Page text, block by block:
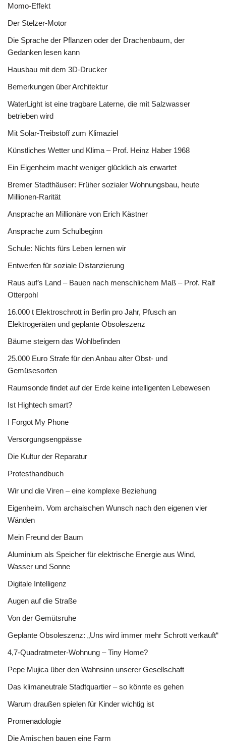
Momo-Effekt
Der Stelzer-Motor
Die Sprache der Pflanzen oder der Drachenbaum, der
Gedanken lesen kann
Hausbau mit dem 3D-Drucker
Bemerkungen über Architektur
WaterLight ist eine tragbare Laterne, die mit Salzwasser
betrieben wird
Mit Solar-Treibstoff zum Klimaziel
Künstliches Wetter und Klima – Prof. Heinz Haber 1968
Ein Eigenheim macht weniger glücklich als erwartet
Bremer Stadthäuser: Früher sozialer Wohnungsbau, heute
Millionen-Rarität
Ansprache an Millionäre von Erich Kästner
Ansprache zum Schulbeginn
Schule: Nichts fürs Leben lernen wir
Entwerfen für soziale Distanzierung
Raus auf’s Land – Bauen nach menschlichem Maß – Prof. Ralf
Otterpohl
16.000 t Elektroschrott in Berlin pro Jahr, Pfusch an
Elektrogeräten und geplante Obsoleszenz
Bäume steigern das Wohlbefinden
25.000 Euro Strafe für den Anbau alter Obst- und
Gemüsesorten
Raumsonde findet auf der Erde keine intelligenten Lebewesen
Ist Hightech smart?
I Forgot My Phone
Versorgungsengpässe
Die Kultur der Reparatur
Protesthandbuch
Wir und die Viren – eine komplexe Beziehung
Eigenheim. Vom archaischen Wunsch nach den eigenen vier
Wänden
Mein Freund der Baum
Aluminium als Speicher für elektrische Energie aus Wind,
Wasser und Sonne
Digitale Intelligenz
Augen auf die Straße
Von der Gemütsruhe
Geplante Obsoleszenz: „Uns wird immer mehr Schrott verkauft“
4,7-Quadratmeter-Wohnung – Tiny Home?
Pepe Mujica über den Wahnsinn unserer Gesellschaft
Das klimaneutrale Stadtquartier – so könnte es gehen
Warum draußen spielen für Kinder wichtig ist
Promenadologie
Die Amischen bauen eine Farm